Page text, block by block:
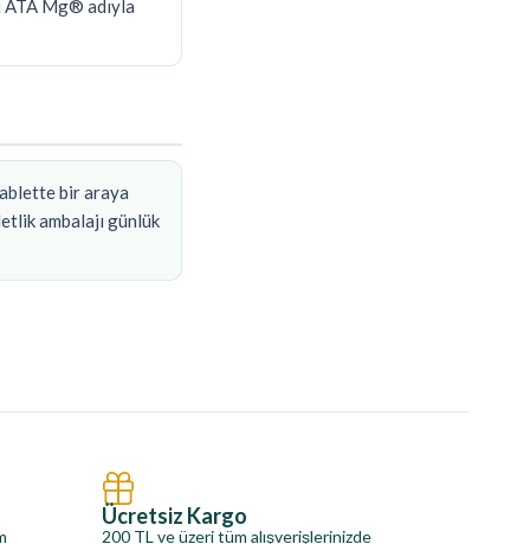
Mg® adıyla
bir araya
ambalajı günlük
Ücretsiz Kargo
200 TL ve üzeri tüm alışverişlerinizde